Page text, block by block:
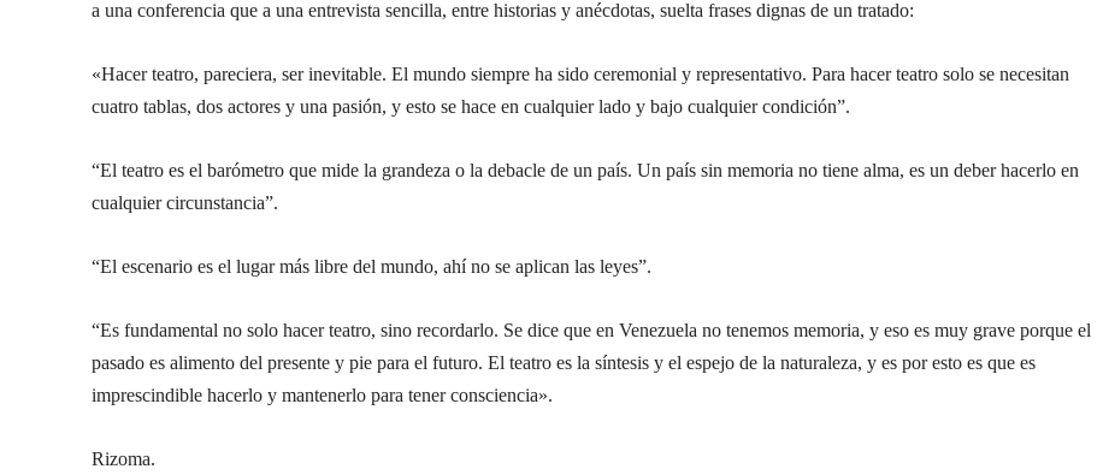
a una conferencia que a una entrevista sencilla, entre historias y anécdotas, suelta frases dignas de un tratado:
«Hacer teatro, pareciera, ser inevitable. El mundo siempre ha sido ceremonial y representativo. Para hacer teatro solo se necesitan
cuatro tablas, dos actores y una pasión, y esto se hace en cualquier lado y bajo cualquier condición”.
“El teatro es el barómetro que mide la grandeza o la debacle de un país. Un país sin memoria no tiene alma, es un deber hacerlo en
cualquier circunstancia”.
“El escenario es el lugar más libre del mundo, ahí no se aplican las leyes”.
“Es fundamental no solo hacer teatro, sino recordarlo. Se dice que en Venezuela no tenemos memoria, y eso es muy grave porque el
pasado es alimento del presente y pie para el futuro. El teatro es la síntesis y el espejo de la naturaleza, y es por esto es que es
imprescindible hacerlo y mantenerlo para tener consciencia».
Rizoma.